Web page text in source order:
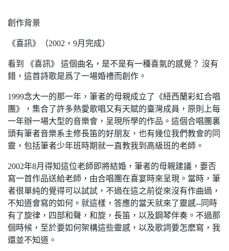
創作背景
《喜訊》（2002，9月完成）
看到 《喜訊》 這個曲名，是不是有一種喜氣的感覺？ 沒有
錯，這首詩歌是爲了一場婚禮而創作。
1999念大一的那一年，筆者的母親成立了《紐西蘭彩虹合唱
團》，集合了許多熱愛歌唱又有天賦的臺灣成員，原則上每
一年辦一場大型的音樂會，呈現所學的作品。這個合唱團裏
頭有筆者音樂系主修長笛的好朋友，也有幾位我們教會的同
靈，包括筆者少年班時期就一直教我到高級班的老師。
2002年8月得知這位老師即將結婚，筆者的母親建議，要否
寫一首作品送給老師，由合唱團在喜宴時來呈現。當時，筆
者很單純的覺得可以試試，不過在這之前從來沒有作曲過，
不知道會寫的如何。就這樣，答應的當天就來了靈感--同時
有了旋律，四部和聲，和旋，長笛，以及鋼琴伴奏。不過那
個時候，至於要如何架構這些靈感，以及歌詞要怎麽寫，我
還並不知道。